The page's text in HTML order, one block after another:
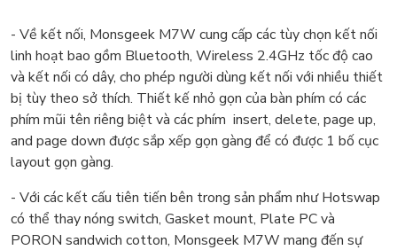
- Về kết nối, Monsgeek M7W cung cấp các tùy chọn kết nối
linh hoạt bao gồm Bluetooth, Wireless 2.4GHz tốc độ cao
và kết nối có dây, cho phép người dùng kết nối với nhiều thiết
bị tùy theo sở thích. Thiết kế nhỏ gọn của bàn phím có các
phím mũi tên riêng biệt và các phím insert, delete, page up,
and page down được sắp xếp gọn gàng để có được 1 bố cục
layout gọn gàng.
- Với các kết cấu tiên tiến bên trong sản phẩm như Hotswap
có thể thay nóng switch, Gasket mount, Plate PC và
PORON sandwich cotton, Monsgeek M7W mang đến sự